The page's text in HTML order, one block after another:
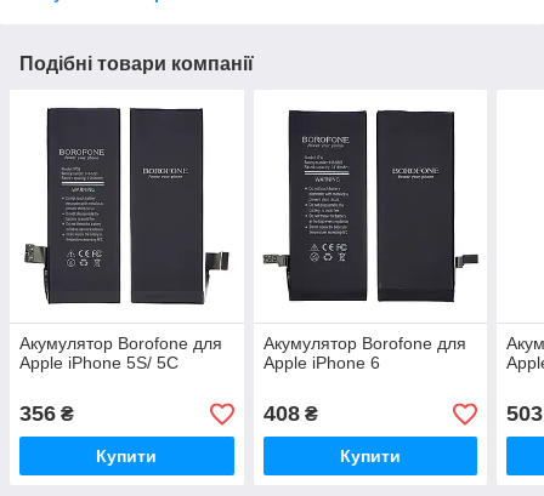
Подібні товари компанії
Акумулятор Borofone для
Apple iPhone 5S/ 5C
356 ₴
Купити
Акумулятор Borofone для
Apple iPhone 6
408₴
Купити
503